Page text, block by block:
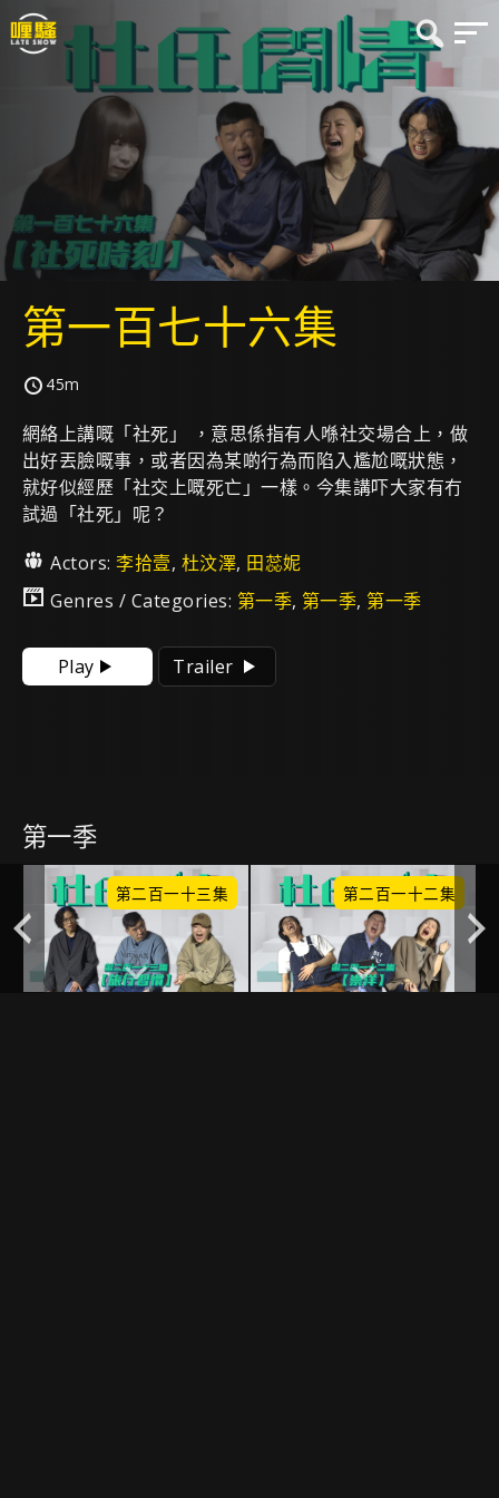
第一百七十六集
45m
網絡上講嘅「社死」 ，意思係指有人喺社交場合上，做
出好丟臉嘅事，或者因為某啲行為而陷入尷尬嘅狀態，
就好似經歷「社交上嘅死亡」一樣。今集講吓大家有冇
試過「社死」呢？
Actors:李拾壹, 杜汶澤, 田蕊妮
Genres / Categories: 第一季, 第一季, 第一季
Play Trailer
第一季
第二百一十三集 第二百一十二集